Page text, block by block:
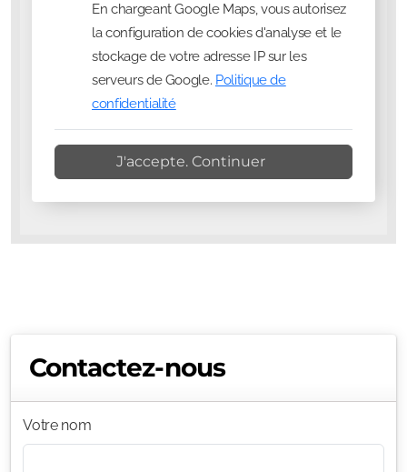
En chargeant Google Maps, vous autorisez
la configuration de cookies d'analyse et le
stockage de votre adresse IP sur les
serveurs de Google. Politique de
confidentialité
J'accepte. Continuer
Contactez-nous
Votre nom